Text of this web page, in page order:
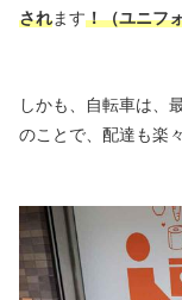
されます！（ユニフ
しかも、自転車は、
のことで、配達も楽